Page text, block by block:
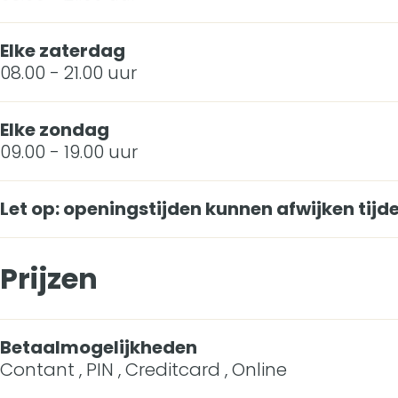
s
e
H
a
r
t
t
s
e
H
a
r
t
e
H
a
r
t
Elke zaterdag
08.00 - 21.00 uur
Elke zondag
09.00 - 19.00 uur
Let op: openingstijden kunnen afwijken
Prijzen
Betaalmogelijkheden
Contant , PIN , Creditcard , Online